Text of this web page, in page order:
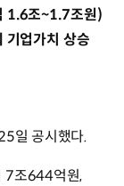
1.6조~1.7조원)
기업가치 상승
일 공시했다.
7조644억원,